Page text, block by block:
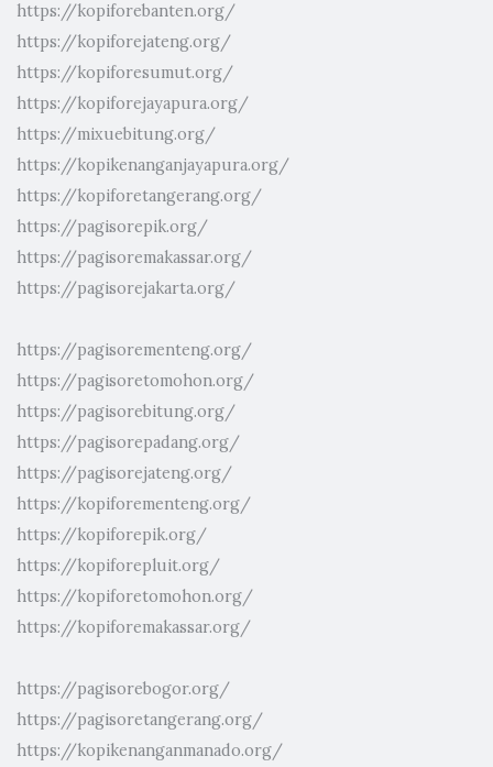
https://kopiforebanten.org/
https://kopiforejateng.org/
https://kopiforesumut.org/
https://kopiforejayapura.org/
https://mixuebitung.org/
https://kopikenanganjayapura.org/
https://kopiforetangerang.org/
https://pagisorepik.org/
https://pagisoremakassar.org/
https://pagisorejakarta.org/
https://pagisorementeng.org/
https://pagisoretomohon.org/
https://pagisorebitung.org/
https://pagisorepadang.org/
https://pagisorejateng.org/
https://kopiforementeng.org/
https://kopiforepik.org/
https://kopiforepluit.org/
https://kopiforetomohon.org/
https://kopiforemakassar.org/
https://pagisorebogor.org/
https://pagisoretangerang.org/
https://kopikenanganmanado.org/